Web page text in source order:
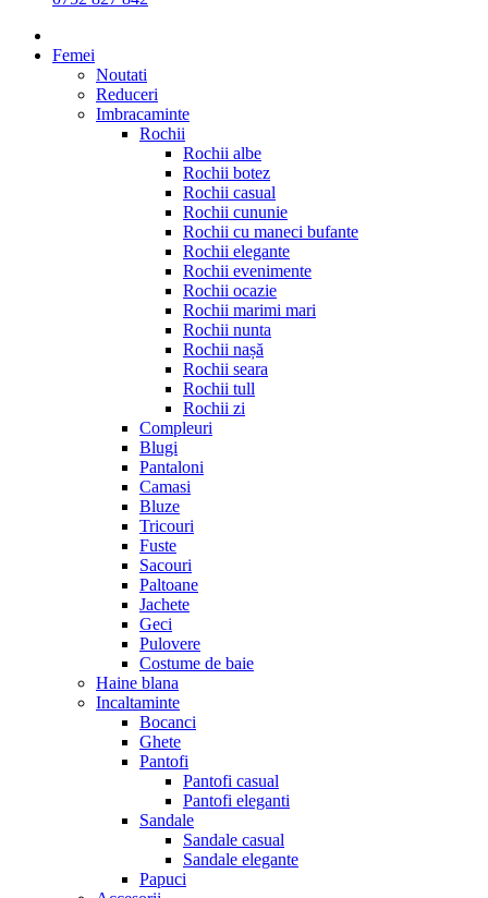
Femei
Noutati
Reduceri
Imbracaminte
Rochii
Rochii albe
Rochii botez
Rochii casual
Rochii cununie
Rochii cu maneci bufante
Rochii elegante
Rochii evenimente
Rochii ocazie
Rochii marimi mari
Rochii nunta
Rochii nașă
Rochii seara
Rochii tull
Rochii zi
Compleuri
Blugi
Pantaloni
Camasi
Bluze
Tricouri
Fuste
Sacouri
Paltoane
Jachete
Geci
Pulovere
Costume de baie
Haine blana
Incaltaminte
Bocanci
Ghete
Pantofi
Pantofi casual
Pantofi eleganti
Sandale
Sandale casual
Sandale elegante
Papuci